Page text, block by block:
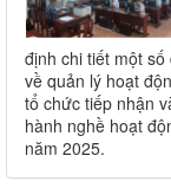
định chi tiết một
về quản lý hoạt
tổ chức tiếp nhận
hành nghề hoạt
năm 2025.